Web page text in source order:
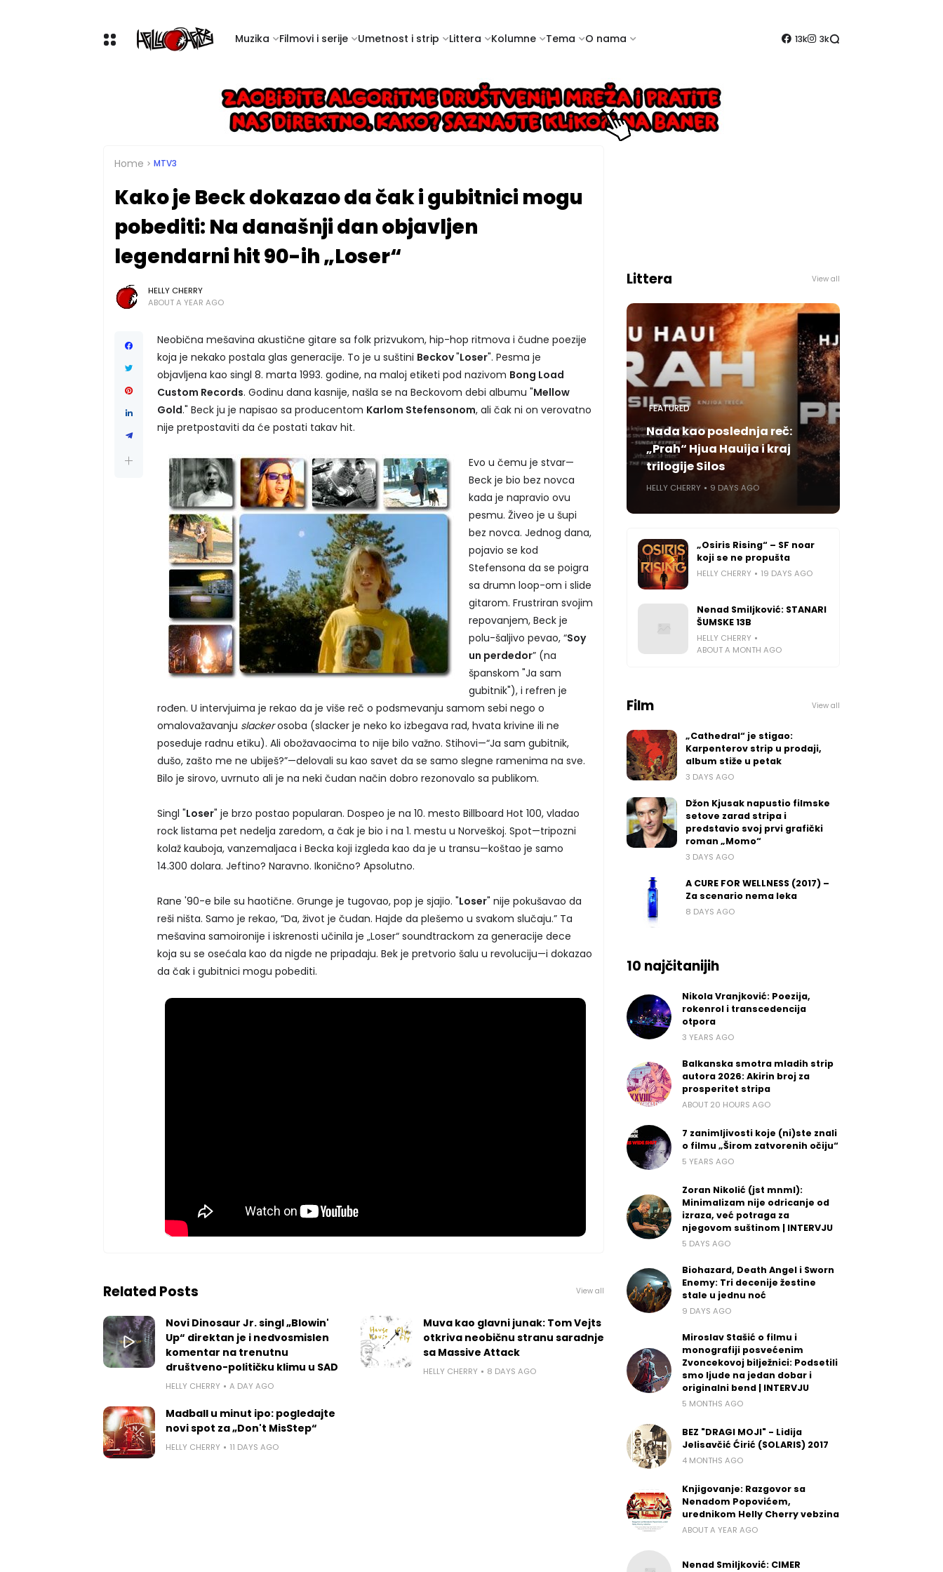
Muzika Filmovi i serije Umetnost i strip Littera Kolumne Tema O nama 13k 3k
Home MTV3
Kako je Beck dokazao da čak i gubitnici mogu
pobediti: Na današnji dan objavljen
legendarni hit 90-ih „Loser“
HELLY CHERRY
ABOUT A YEAR AGO
Neobična mešavina akustične gitare sa folk prizvukom, hip-hop ritmova i čudne poezije
koja je nekako postala glas generacije. To je u suštini Beckov"Loser". Pesma je
objavljena kao singl 8. marta 1993. godine, na maloj etiketi pod nazivom Bong Load
Custom Records. Godinu dana kasnije, našla se na Beckovom debi albumu "Mellow
Gold." Beck ju je napisao sa producentom Karlom Stefensonom, ali čak ni on verovatno
nije pretpostaviti da će postati takav hit.
Evo u čemu je stvar—
Beck je bio bez novca
kada je napravio ovu
pesmu. Živeo je u šupi
bez novca. Jednog dana,
pojavio se kod
Stefensona da se poigra
sa drumn loop-om i slide
gitarom. Frustriran svojim
repovanjem, Beck je
polu-šaljivo pevao, “Soy
un perdedor” (na
španskom "Ja sam
gubitnik"), i refren je
rođen. U intervjuima je rekao da je više reč o podsmevanju samom sebi nego o
omalovažavanju slackerosoba (slacker je neko ko izbegava rad, hvata krivine ili ne
poseduje radnu etiku). Ali obožavaocima to nije bilo važno. Stihovi—“Ja sam gubitnik,
dušo, zašto me ne ubiješ?”—delovali su kao savet da se samo slegne ramenima na sve.
Bilo je sirovo, uvrnuto ali je na neki čudan način dobro rezonovalo sa publikom.
Singl "Loser" je brzo postao popularan. Dospeo je na 10. mesto Billboard Hot 100, vladao
rock listama pet nedelja zaredom, a čak je bio i na 1. mestu u Norveškoj. Spot—tripozni
kolaž kauboja, vanzemaljaca i Becka koji izgleda kao da je u transu—koštao je samo
14.300 dolara. Jeftino? Naravno. Ikonično? Apsolutno.
Rane '90-e bile su haotične. Grunge je tugovao, pop je sjajio. "Loser" nije pokušavao da
reši ništa. Samo je rekao, “Da, život je čudan. Hajde da plešemo u svakom slučaju.” Ta
mešavina samoironije i iskrenosti učinila je „Loser“ soundtrackom za generacije dece
koja su se osećala kao da nigde ne pripadaju. Bek je pretvorio šalu u revoluciju—i dokazao
da čak i gubitnici mogu pobediti.
Related Posts View all
Novi Dinosaur Jr. singl „Blowin'
Up“ direktan je i nedvosmislen
komentar na trenutnu
društveno-političku klimu u SAD
HELLY CHERRY A DAY AGO
Muva kao glavni junak: Tom Vejts
otkriva neobičnu stranu saradnje
sa Massive Attack
HELLY CHERRY 8 DAYS AGO
Madball u minut ipo: pogledajte
novi spot za „Don't MisStep“
HELLY CHERRY 11 DAYS AGO
Littera View all
FEATURED
Nada kao poslednja reč:
„Prah“ Hjua Hauija i kraj
trilogije Silos
HELLY CHERRY 9 DAYS AGO
„Osiris Rising“ – SF noar
koji se ne propušta
HELLY CHERRY 19 DAYS AGO
Nenad Smiljković: STANARI
ŠUMSKE 13B
HELLY CHERRY
ABOUT A MONTH AGO
Film View all
„Cathedral“ je stigao:
Karpenterov strip u prodaji,
album stiže u petak
3 DAYS AGO
Džon Kjusak napustio filmske
setove zarad stripa i
predstavio svoj prvi grafički
roman „Momo“
3 DAYS AGO
A CURE FOR WELLNESS (2017) –
Za scenario nema leka
8 DAYS AGO
10 najčitanijih
Nikola Vranjković: Poezija,
rokenrol i transcedencija
otpora
3 YEARS AGO
Balkanska smotra mladih strip
autora 2026: Akirin broj za
prosperitet stripa
ABOUT 20 HOURS AGO
7 zanimljivosti koje (ni)ste znali
o filmu „Širom zatvorenih očiju“
5 YEARS AGO
Zoran Nikolić (jst mnml):
Minimalizam nije odricanje od
izraza, već potraga za
njegovom suštinom | INTERVJU
5 DAYS AGO
Biohazard, Death Angel i Sworn
Enemy: Tri decenije žestine
stale u jednu noć
9 DAYS AGO
Miroslav Stašić o filmu i
monografiji posvećenim
Zvoncekovoj bilježnici: Podsetili
smo ljude na jedan dobar i
originalni bend | INTERVJU
5 MONTHS AGO
BEZ "DRAGI MOJI" - Lidija
Jelisavčić Ćirić (SOLARIS) 2017
4 MONTHS AGO
Knjigovanje: Razgovor sa
Nenadom Popovićem,
urednikom Helly Cherry vebzina
ABOUT A YEAR AGO
Nenad Smiljković: CIMER